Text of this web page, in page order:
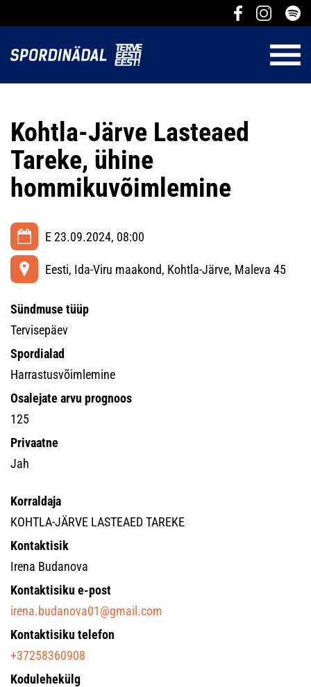
Kohtla-Järve Lasteaed
Tareke, ühine
hommikuvõimlemine
E 23.09.2024, 08:00
Eesti, Ida-Viru maakond, Kohtla-Järve, Maleva 45
Sündmuse tüüp
Tervisepäev
Spordialad
Harrastusvõimlemine
Osalejate arvu prognoos
125
Privaatne
Jah
Korraldaja
KOHTLA-JÄRVE LASTEAED TAREKE
Kontaktisik
Irena Budanova
Kontaktisiku e-post
irena.budanova01@gmail.com
Kontaktisiku telefon
+37258360908
Kodulehekülg